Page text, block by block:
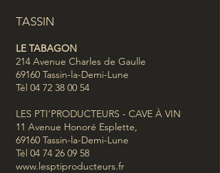
TASSIN
LE TABAGON
214 Avenue Charles de Gaulle
69160 Tassin-la-Demi-Lune
Tél 04 72 38 00 54
LES PTI’PRODUCTEURS - CAVE À VIN
11 Avenue Honoré Esplette,
69160 Tassin-la-Demi-Lune
Tél 04 74 26 09 58
www.lesptiproducteurs.fr